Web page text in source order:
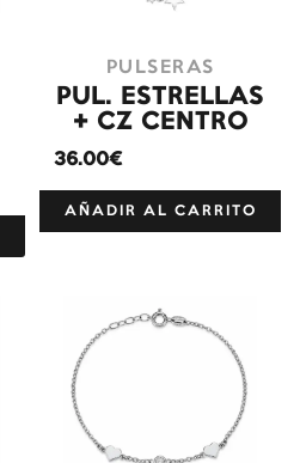
PULSERAS
PUL. ESTRELLAS
+ CZ CENTRO
36.00€
AÑADIR AL CARRITO